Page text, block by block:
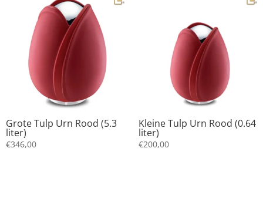
Grote Tulp Urn Rood (5.3
liter)
€346,00
Kleine Tulp Urn Rood (0.64
liter)
€200,00